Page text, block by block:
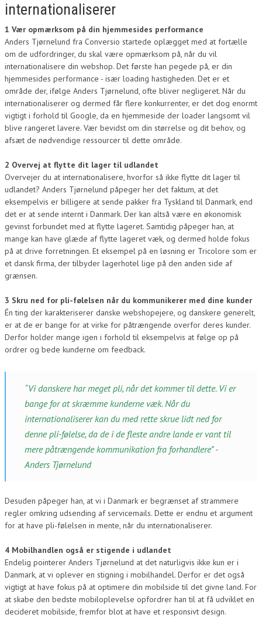
internationaliserer
1 Vær opmærksom på din hjemmesides performance
Anders Tjørnelund fra Conversio startede oplægget med at fortælle
om de udfordringer, du skal være opmærksom på, når du vil
internationalisere din webshop. Det første han pegede på, er din
hjemmesides performance - især loading hastigheden. Det er et
område der, ifølge Anders Tjørnelund, ofte bliver negligeret. Når du
internationaliserer og dermed får flere konkurrenter, er det dog enormt
vigtigt i forhold til Google, da en hjemmeside der loader langsomt vil
blive rangeret lavere. Vær bevidst om din størrelse og dit behov, og
afsæt de nødvendige ressourcer til dette område.
2 Overvej at flytte dit lager til udlandet
Overvejer du at internationalisere, hvorfor så ikke flytte dit lager til
udlandet? Anders Tjørnelund påpeger her det faktum, at det
eksempelvis er billigere at sende pakker fra Tyskland til Danmark, end
det er at sende internt i Danmark. Der kan altså være en økonomisk
gevinst forbundet med at flytte lageret. Samtidig påpeger han, at
mange kan have glæde af flytte lageret væk, og dermed holde fokus
på at drive forretningen. Et eksempel på en løsning er Tricolore som er
et dansk firma, der tilbyder lagerhotel lige på den anden side af
grænsen.
3 Skru ned for pli-følelsen når du kommunikerer med dine kunder
Én ting der karakteriserer danske webshopejere, og danskere generelt,
er at de er bange for at virke for påtrængende overfor deres kunder.
Derfor holder mange igen i forhold til eksempelvis at følge op på
ordrer og bede kunderne om feedback.
“Vi danskere har meget pli, når det kommer til dette. Vi er
bange for at skræmme kunderne væk. Når du
internationaliserer kan du med rette skrue lidt ned for
denne pli-følelse, da de i de fleste andre lande er vant til
mere påtrængende kommunikation fra forhandlere” -
Anders Tjørnelund
Desuden påpeger han, at vi i Danmark er begrænset af strammere
regler omkring udsending af servicemails. Dette er endnu et argument
for at have pli-følelsen in mente, når du internationaliserer.
4 Mobilhandlen også er stigende i udlandet
Endelig pointerer Anders Tjørnelund at det naturligvis ikke kun er i
Danmark, at vi oplever en stigning i mobilhandel. Derfor er det også
vigtigt at have fokus på at optimere din mobilside til det givne land. For
at skabe den bedste mobiloplevelse opfordrer han til at få udviklet en
decideret mobilside, fremfor blot at have et responsivt design.